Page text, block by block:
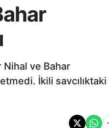
Nihal ve Bahar
İkili savcılıktaki